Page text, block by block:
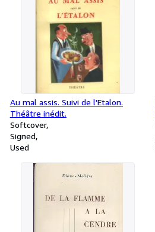
Au mal assis. Suivi de l'Etalon.
Théâtre inédit.
Softcover
Signed
Used